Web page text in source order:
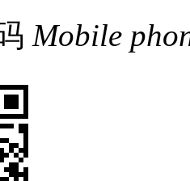
Mobile